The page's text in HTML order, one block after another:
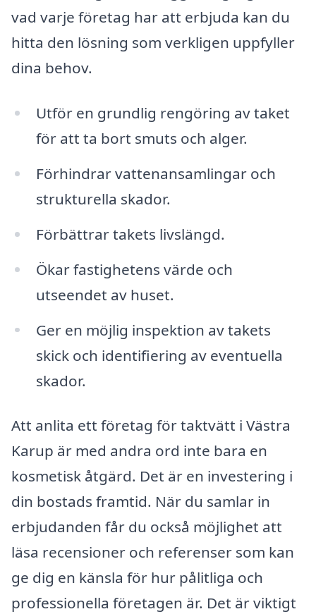
vad varje företag har att erbjuda kan du
hitta den lösning som verkligen uppfyller
dina behov.
Utför en grundlig rengöring av taket
för att ta bort smuts och alger.
Förhindrar vattenansamlingar och
strukturella skador.
Förbättrar takets livslängd.
Ökar fastighetens värde och
utseendet av huset.
Ger en möjlig inspektion av takets
skick och identifiering av eventuella
skador.
Att anlita ett företag för taktvätt i Västra
Karup är med andra ord inte bara en
kosmetisk åtgärd. Det är en investering i
din bostads framtid. När du samlar in
erbjudanden får du också möjlighet att
läsa recensioner och referenser som kan
ge dig en känsla för hur pålitliga och
professionella företagen är. Det är viktigt